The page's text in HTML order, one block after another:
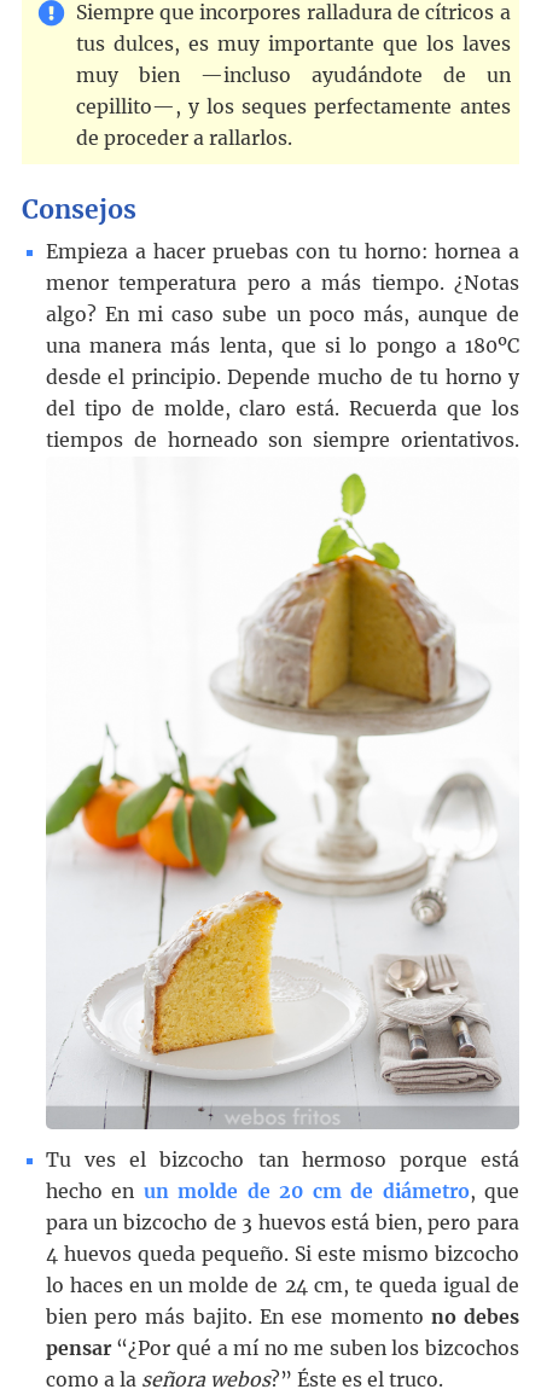
Siempre que incorpores ralladura de cítricos a
tus dulces, es muy importante que los laves
muy bien —incluso ayudándote de un
cepillito—, y los seques perfectamente antes
de proceder a rallarlos.
Consejos
Empieza a hacer pruebas con tu horno: hornea a
menor temperatura pero a más tiempo. ¿Notas
algo? En mi caso sube un poco más, aunque de
una manera más lenta, que si lo pongo a 180ºC
desde el principio. Depende mucho de tu horno y
del tipo de molde, claro está. Recuerda que los
tiempos de horneado son siempre orientativos.
Tu ves el bizcocho tan hermoso porque está
hecho en un molde de 20 cm de diámetro, que
para un bizcocho de 3 huevos está bien, pero para
4 huevos queda pequeño. Si este mismo bizcocho
lo haces en un molde de 24 cm, te queda igual de
bien pero más bajito. En ese momento no debes
pensar“¿Por qué a mí no me suben los bizcochos
como a la señora webos?” Éste es el truco.